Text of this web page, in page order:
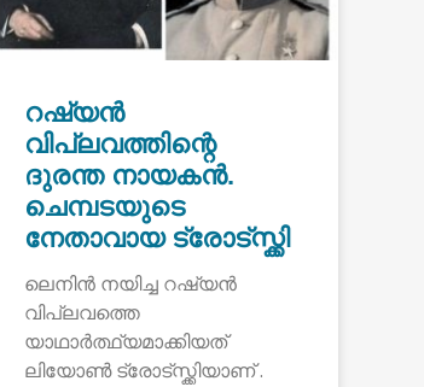
റഷ്യൻ
വിപ്ലവത്തിന്റെ
ദുരന്ത നായകൻ.
ചെമ്പടയുടെ
നേതാവായ ട്രോട്സ്ക്കി
ലെനിൻ നയിച്ച റഷ്യൻ
വിപ്ലവത്തെ
യാഥാർത്ഥ്യമാക്കിയത്
ലിയോൺ ട്രോട്സ്ക്കിയാണ് .